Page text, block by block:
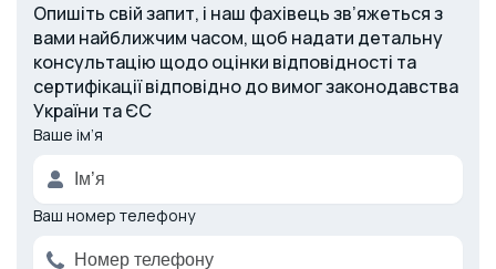
Опишіть свій запит, і наш фахівець зв’яжеться з
вами найближчим часом, щоб надати детальну
консультацію щодо оцінки відповідності та
сертифікації відповідно до вимог законодавства
України та ЄС
Ваше ім’я
Ваш номер телефону
Alternative: